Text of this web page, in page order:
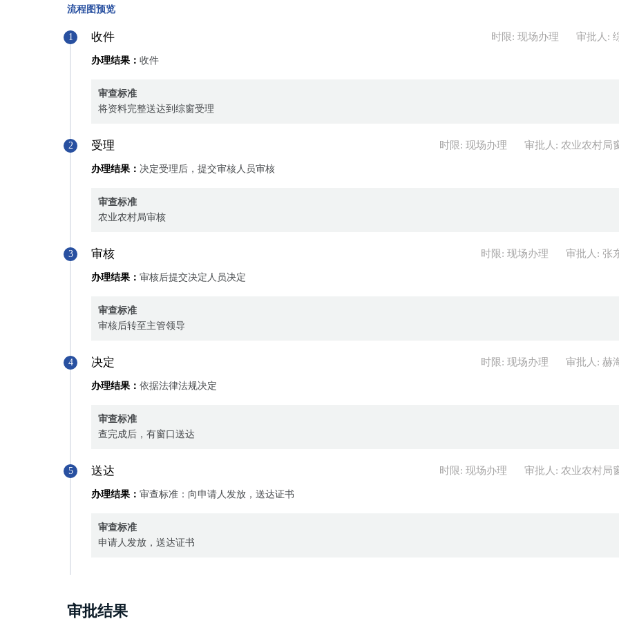
流程图预览
1 收件 时限: 现场办理 审批人:
办理结果： 收件
审查标准
将资料完整送达到综窗受理
2 受理 时限: 现场办理 审批人: 农业农村局
办理结果： 决定受理后，提交审核人员审核
审查标准
农业农村局审核
3 审核 时限: 现场办理 审批人: 张
办理结果： 审核后提交决定人员决定
审查标准
审核后转至主管领导
4 决定 时限: 现场办理 审批人: 赫
办理结果： 依据法律法规决定
审查标准
查完成后，有窗口送达
5 送达 时限: 现场办理 审批人: 农业农村局
办理结果： 审查标准：向申请人发放，送达证书
审查标准
申请人发放，送达证书
审批结果